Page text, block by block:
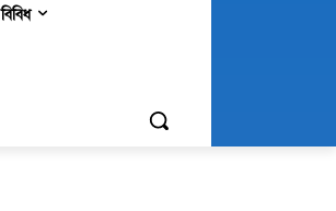
বিবিধ